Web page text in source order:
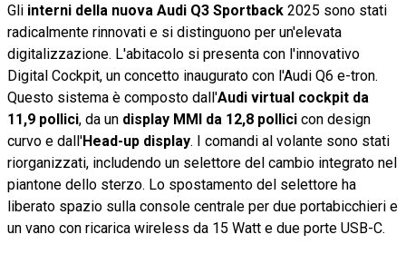
Gli interni della nuova Audi Q3 Sportback 2025 sono stati
radicalmente rinnovati e si distinguono per un'elevata
digitalizzazione. L'abitacolo si presenta con l'innovativo
Digital Cockpit, un concetto inaugurato con l'Audi Q6 e-tron.
Questo sistema è composto dall'Audi virtual cockpit da
11,9 pollici, da un display MMI da 12,8 pollici con design
curvo e dall'Head-up display. I comandi al volante sono stati
riorganizzati, includendo un selettore del cambio integrato nel
piantone dello sterzo. Lo spostamento del selettore ha
liberato spazio sulla console centrale per due portabicchieri e
un vano con ricarica wireless da 15 Watt e due porte USB-C.